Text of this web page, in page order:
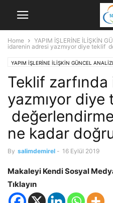
Home YAPIM İŞLERİNE İLİŞKİN
idarenin adresi yazmıyor diye teklif
YAPIM İŞLERİNE İLİŞKİN GÜNCEL
Teklif
yazmıyor diye
değerlendirme
ne kadar
By salimdemirel - 16 Eylül 2019
Makaleyi Kendi Sosyal
Tıklayın